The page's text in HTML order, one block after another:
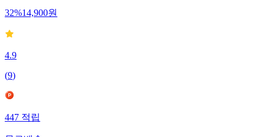
32%14,900원
4.9
(9)
447적립